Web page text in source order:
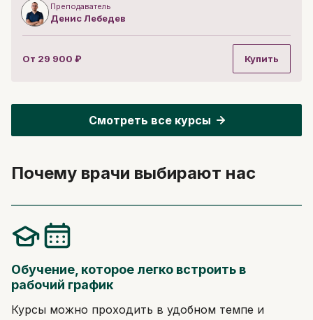
Преподаватель
Денис Лебедев
От 29 900 ₽ Купить
Смотреть все курсы
Почему врачи выбирают нас
Обучение, которое легко встроить в
рабочий график
Курсы можно проходить в удобном темпе и